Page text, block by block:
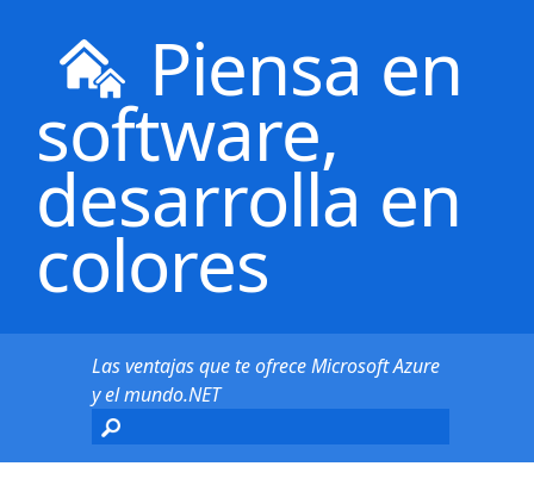
Piensa en
software,
desarrolla en
colores
Las ventajas que te ofrece Microsoft Azure
y el mundo.NET